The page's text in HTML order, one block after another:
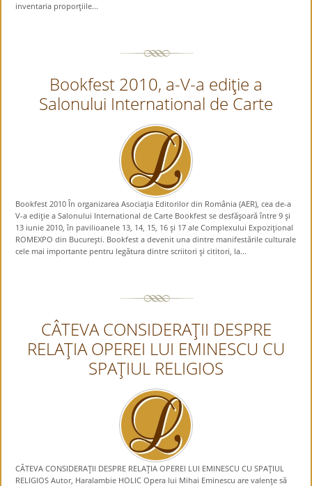
inventaria proporţiile...
Bookfest 2010, a-V-a ediţie a
Salonului International de Carte
Bookfest 2010 În organizarea Asociaţia Editorilor din România (AER), cea de-a
V-a ediţie a Salonului International de Carte Bookfest se desfăşoară între 9 şi
13 iunie 2010, în pavilioanele 13, 14, 15, 16 şi 17 ale Complexului Expoziţional
ROMEXPO din Bucureşti. Bookfest a devenit una dintre manifestările culturale
cele mai importante pentru legătura dintre scriitori şi cititori, la...
CÂTEVA CONSIDERAŢII DESPRE
RELAŢIA OPEREI LUI EMINESCU CU
SPAŢIUL RELIGIOS
CÂTEVA CONSIDERAŢII DESPRE RELAŢIA OPEREI LUI EMINESCU CU SPAŢIUL
RELIGIOS Autor, Haralambie HOLIC Opera lui Mihai Eminescu are valenţe să